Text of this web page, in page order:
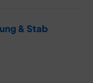
& Stab